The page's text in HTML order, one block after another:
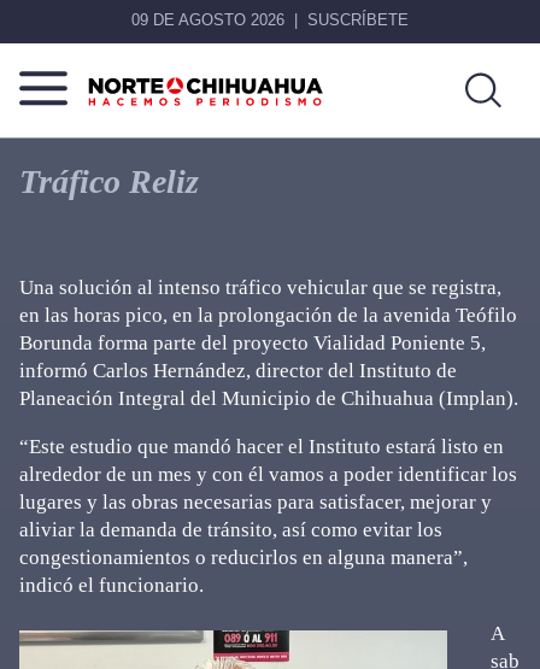
09 DE AGOSTO 2026 SUSCRÍBETE
Norte
De
Chihuahua
Más
que
noticias,
Tráfico Reliz
Una solución al intenso tráfico vehicular que se registra,
en las horas pico, en la prolongación de la avenida Teófilo
Borunda forma parte del proyecto Vialidad Poniente 5,
informó Carlos Hernández, director del Instituto de
Planeación Integral del Municipio de Chihuahua (Implan).
“Este estudio que mandó hacer el Instituto estará listo en
alrededor de un mes y con él vamos a poder identificar los
lugares y las obras necesarias para satisfacer, mejorar y
aliviar la demanda de tránsito, así como evitar los
congestionamientos o reducirlos en alguna manera”,
indicó el funcionario.
A
sab